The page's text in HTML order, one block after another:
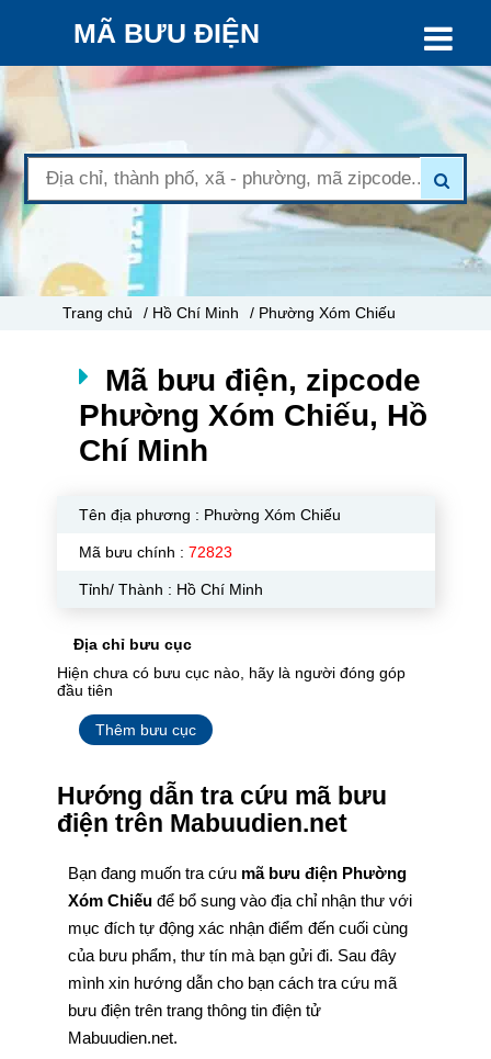
MÃ BƯU ĐIỆN
Trang chủ / Hồ Chí Minh / Phường Xóm Chiếu
Mã bưu điện, zipcode
Phường Xóm Chiếu, Hồ
Chí Minh
Tên địa phương : Phường Xóm Chiếu
Mã bưu chính : 72823
Tỉnh/ Thành : Hồ Chí Minh
Địa chỉ bưu cục
Hiện chưa có bưu cục nào, hãy là người đóng góp
đầu tiên
Thêm bưu cục
Hướng dẫn tra cứu mã bưu
điện trên Mabuudien.net
Bạn đang muốn tra cứu mã bưu điện Phường
Xóm Chiếu để bổ sung vào địa chỉ nhận thư với
mục đích tự động xác nhận điểm đến cuối cùng
của bưu phẩm, thư tín mà bạn gửi đi. Sau đây
mình xin hướng dẫn cho bạn cách tra cứu mã
bưu điện trên trang thông tin điện tử
Mabuudien.net.